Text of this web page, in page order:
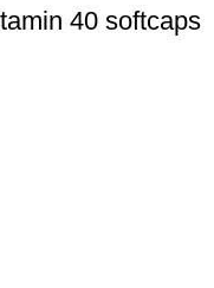
40 softcaps